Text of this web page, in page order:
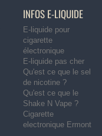
INFOS E-LIQUIDE
E-liquide pour
cigarette
électronique
E-liquide pas cher
Qu'est ce que le sel
de nicotine ?
Qu'est ce que le
Shake N Vape ?
Cigarette
electronique Ermont